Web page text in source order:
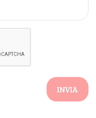
INVIA